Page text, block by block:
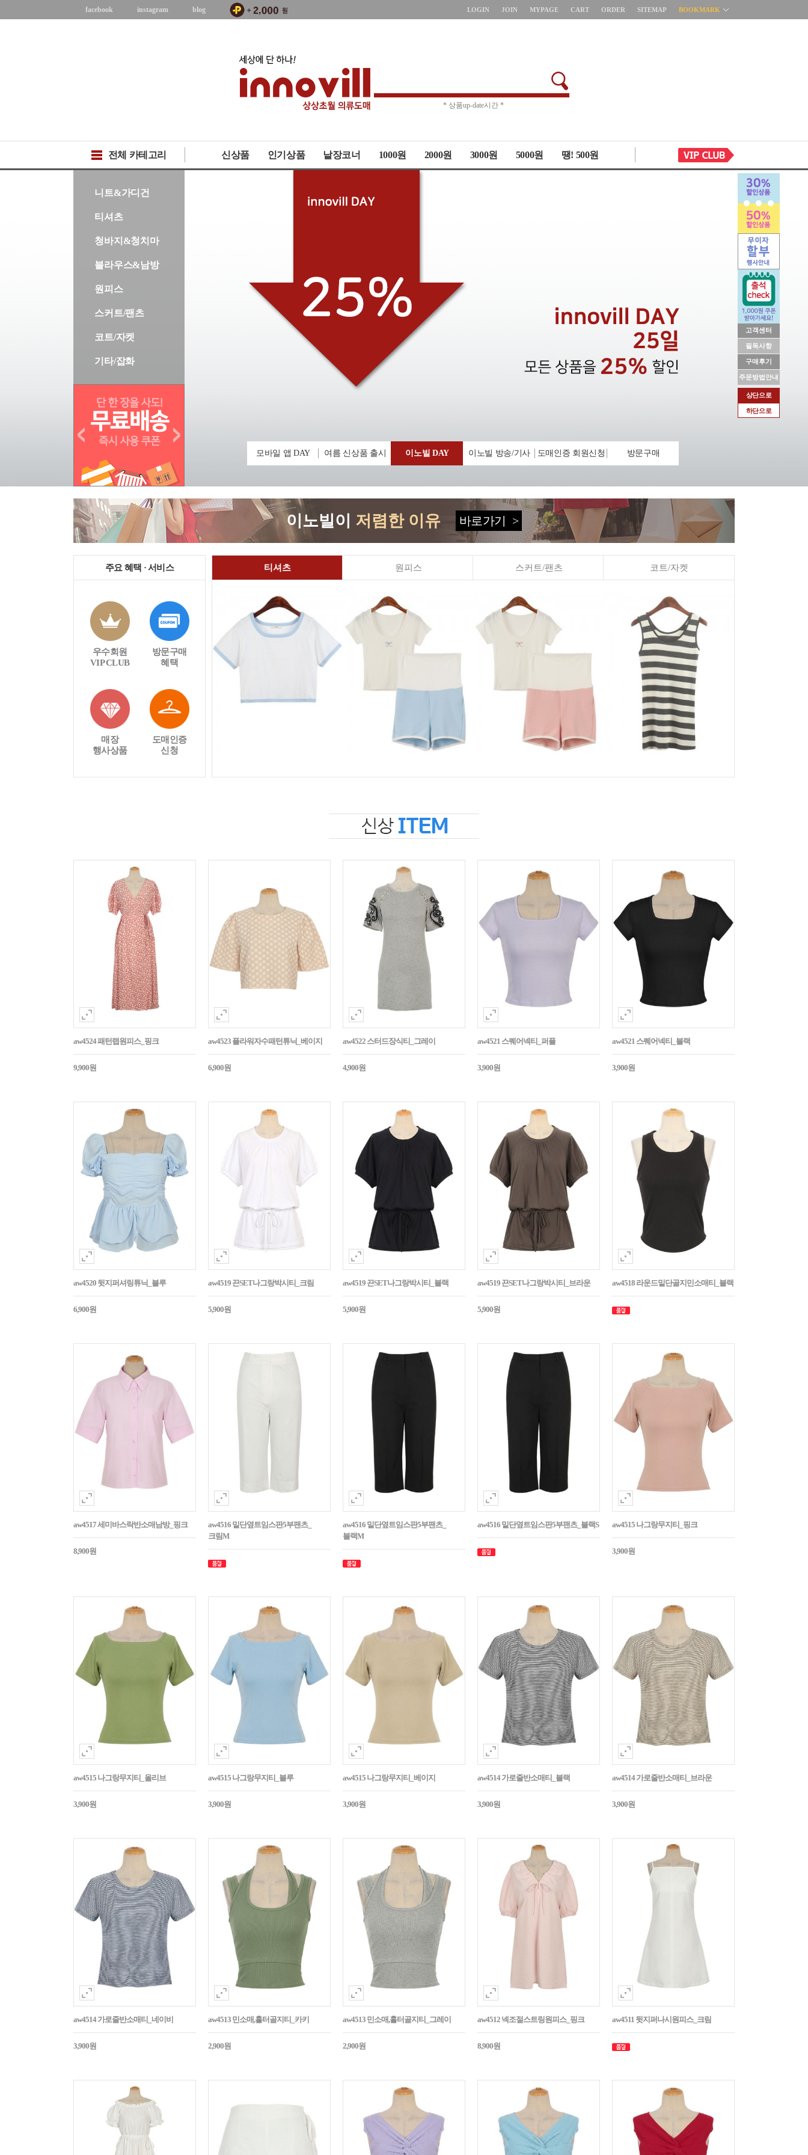
고객센터
필독사항
구매후기
주문방법안내
상단으로
하단으로
facebook instagram blog LOGIN JOIN MYPAGE CART ORDER SITEMAP BOOKMARK
* 주문취소 제한 *
전체 카테고리 신상품 인기상품 낱장코너 1000원 2000원 3000원 5000원 땡! 500원
니트&가디건
티셔츠
청바지&청치마
블라우스&남방
원피스
스커트/팬츠
코트/자켓
기타/잡화
모바일 앱 DAY 여름 신상품 출시 이노빌 DAY 이노빌 방송/기사 도매인증 회원신청 방문구매
이노빌이 저렴한 이유 바로가기 >
주요 혜택 · 서비스
우수회원
VIP CLUB
방문구매
혜택
매장
행사상품
도매인증
신청
티셔츠 원피스 스커트/팬츠 코트/자켓
aw4524 패턴랩원피스_핑크
9,900원
aw4523 플라워자수패턴튜닉_베이지
6,900원
aw4522 스터드장식티_그레이
4,900원
aw4521 스퀘어넥티_퍼플
3,900원
aw4521 스퀘어넥티_블랙
3,900원
aw4520 뒷지퍼셔링튜닉_블루
6,900원
aw4519 끈SET나그랑박시티_크림
5,900원
aw4519 끈SET나그랑박시티_블랙
5,900원
aw4519 끈SET나그랑박시티_브라운
5,900원
aw4518 라운드밑단골지민소매티_블랙
aw4517 세미바스락반소매남방_핑크
8,900원
aw4516 밑단옆트임스판5부팬츠_
크림M
aw4516 밑단옆트임스판5부팬츠_
블랙M
aw4516 밑단옆트임스판5부팬츠_블랙S aw4515 나그랑무지티_핑크
3,900원
aw4515 나그랑무지티_올리브
3,900원
aw4515 나그랑무지티_블루
3,900원
aw4515 나그랑무지티_베이지
3,900원
aw4514 가로줄반소매티_블랙
3,900원
aw4514 가로줄반소매티_브라운
3,900원
aw4514 가로줄반소매티_네이비
3,900원
aw4513 민소매,홀터골지티_카키
2,900원
aw4513 민소매,홀터골지티_그레이
2,900원
aw4512 넥조절스트링원피스_핑크
8,900원
aw4511 뒷지퍼나시원피스_크림